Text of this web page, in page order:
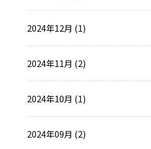
2024年12月 (1)
2024年11月 (2)
2024年10月 (1)
2024年09月 (2)